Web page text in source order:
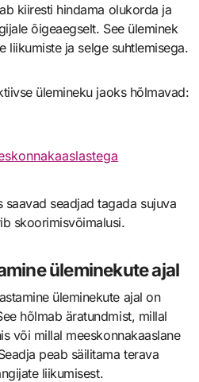
kiiresti hindama olukorda ja
õigeaegselt. See üleminek
liikumiste ja selge suhtlemisega.
ülemineku jaoks hõlmavad:
seadjad tagada sujuva
skoorimisvõimalusi.
üleminekute ajal
üleminekute ajal on
hõlmab äratundmist, millal
või millal meeskonnakaaslane
peab säilitama terava
liikumisest.